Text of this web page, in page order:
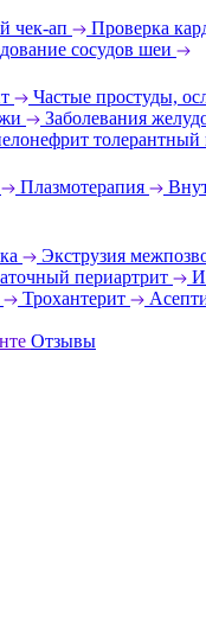
чек-ап Проверка
сосудов шеи
Частые простуды,
Заболевания
толерантный
Плазмотерапия
Экструзия
периартрит
Трохантерит
Отзывы